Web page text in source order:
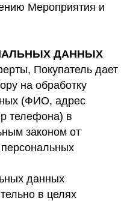
Мероприятия и
ДАННЫХ
Покупатель дает
на обработку
(ФИО, адрес
телефона) в
законом от
данных
в целях